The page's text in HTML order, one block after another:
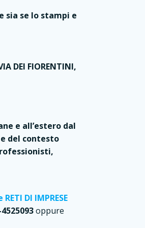
sia se lo stampi e
DEI FIORENTINI,
e all’estero dal
del contesto
DI IMPRESE
oppure